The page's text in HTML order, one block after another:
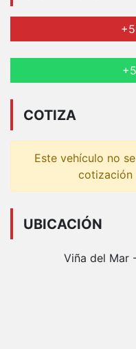
COTIZA
Este vehículo no
cotización
UBICACIÓN
Viña del Mar